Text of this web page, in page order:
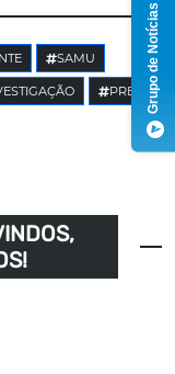
SAMU
PRE Grupo de Notícias